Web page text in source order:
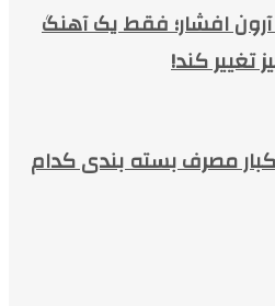
آرون افشار؛ فقط یک آهنگ
تغییر کند!
مصرف بسته بندی کدام